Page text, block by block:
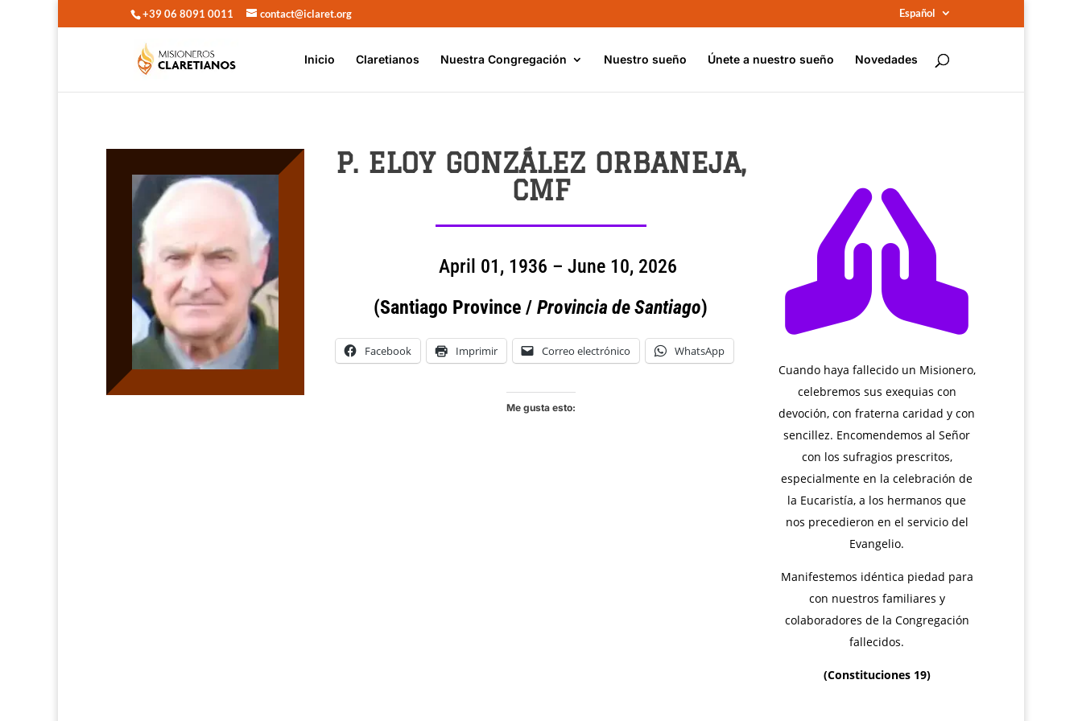
+39 06 8091 0011 contact@iclaret.org Español
Inicio Claretianos Nuestra Congregación Nuestro sueño Únete a nuestro sueño Novedades
P. ELOY GONZÁLEZ ORBANEJA,
CMF
April 01, 1936 – June 10, 2026
(Santiago Province /Provincia de Santiago)
Facebook Imprimir Correo electrónico WhatsApp
Me gusta esto:

Cuando haya fallecido un Misionero,
celebremos sus exequias con
devoción, con fraterna caridad y con
sencillez. Encomendemos al Señor
con los sufragios prescritos,
especialmente en la celebración de
la Eucaristía, a los hermanos que
nos precedieron en el servicio del
Evangelio.
Manifestemos idéntica piedad para
con nuestros familiares y
colaboradores de la Congregación
fallecidos.
(Constituciones 19)